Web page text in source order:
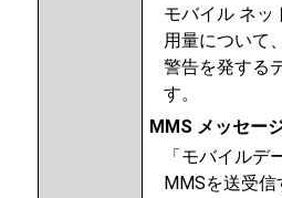
モバイル ネッ
用量について
警告を発する
す。
MMS メッセー
「モバイルデ
MMSを送受信